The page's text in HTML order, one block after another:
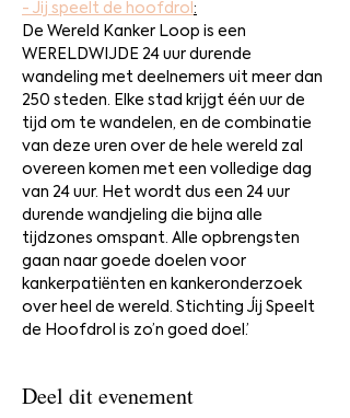
- Jij speelt de hoofdrol :
De Wereld Kanker Loop is een
WERELDWIJDE 24 uur durende
wandeling met deelnemers uit meer dan
250 steden. Elke stad krijgt één uur de
tijd om te wandelen, en de combinatie
van deze uren over de hele wereld zal
overeen komen met een volledige dag
van 24 uur. Het wordt dus een 24 uur
durende wandjeling die bijna alle
tijdzones omspant. Alle opbrengsten
gaan naar goede doelen voor
kankerpatiënten en kankeronderzoek
over heel de wereld. Stichting Jij Speelt
de Hoofdrol is zo’n goed doel.’
Deel dit evenement